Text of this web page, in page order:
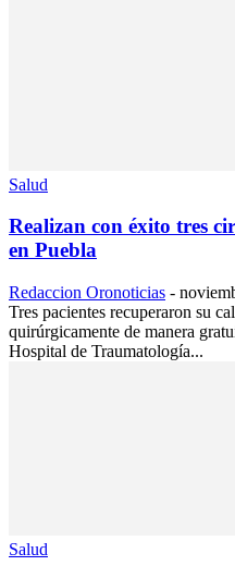
Salud
Realizan con éxito tres
en Puebla
Redaccion Oronoticias -
Tres pacientes recuperaron su
quirúrgicamente de manera
Hospital de Traumatología...
Salud